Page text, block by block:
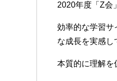
2020年度「Z会
効率的な学習サ
な成長を実感し
本質的に理解を